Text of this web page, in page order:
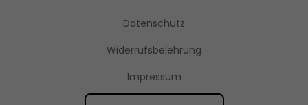
Datenschutz
Widerrufsbelehrung
Impressum